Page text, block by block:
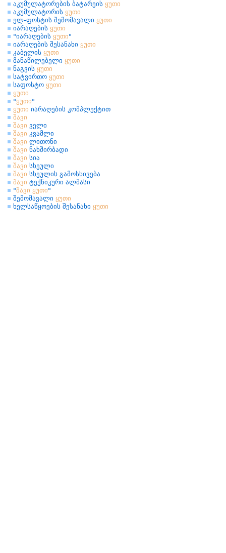
აკუმულატორების ბატარეის ყუთი
აკუმულატორის ყუთი
ელ-ფოსტის შემომავალი ყუთი
იარაღების ყუთი
"იარაღების ყუთი"
იარაღების შესანახი ყუთი
კაბელის ყუთი
მანაწილებელი ყუთი
ნაგვის ყუთი
სატვირთო ყუთი
საფოსტო ყუთი
ყუთი
"ყუთი"
ყუთი იარაღების კომპლექტით
შავი
შავი ველი
შავი კვამლი
შავი ლითონი
შავი ნახშირბადი
შავი სია
შავი სხეული
შავი სხეულის გამოსხივება
შავი ტექნიკური ალმასი
"შავი ყუთი"
შემომავალი ყუთი
ხელსაწყოების შესანახი ყუთი